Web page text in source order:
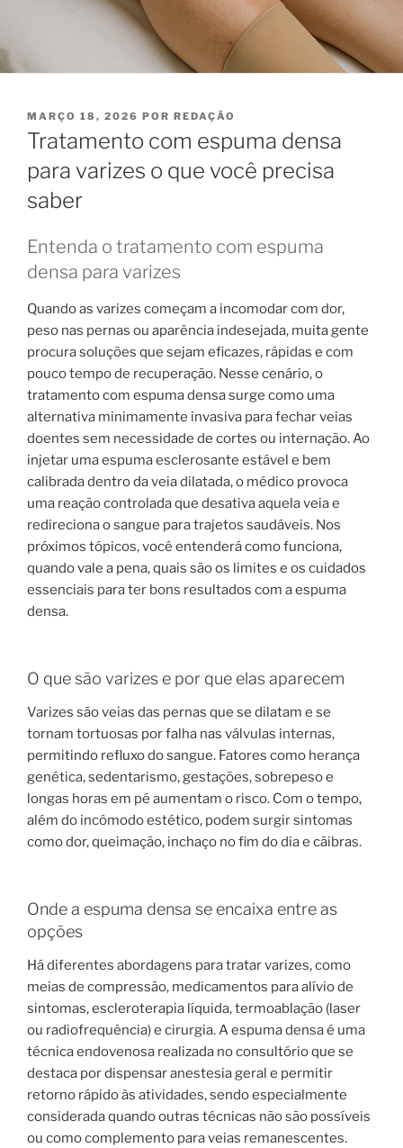
PUBLICADO
EM
MARÇO 18, 2026 POR REDAÇÃO
Tratamento com espuma densa
para varizes o que você precisa
saber
Entenda o tratamento com espuma
densa para varizes
Quando as varizes começam a incomodar com dor,
peso nas pernas ou aparência indesejada, muita gente
procura soluções que sejam eficazes, rápidas e com
pouco tempo de recuperação. Nesse cenário, o
tratamento com espuma densa surge como uma
alternativa minimamente invasiva para fechar veias
doentes sem necessidade de cortes ou internação. Ao
injetar uma espuma esclerosante estável e bem
calibrada dentro da veia dilatada, o médico provoca
uma reação controlada que desativa aquela veia e
redireciona o sangue para trajetos saudáveis. Nos
próximos tópicos, você entenderá como funciona,
quando vale a pena, quais são os limites e os cuidados
essenciais para ter bons resultados com a espuma
densa.
O que são varizes e por que elas aparecem
Varizes são veias das pernas que se dilatam e se
tornam tortuosas por falha nas válvulas internas,
permitindo refluxo do sangue. Fatores como herança
genética, sedentarismo, gestações, sobrepeso e
longas horas em pé aumentam o risco. Com o tempo,
além do incômodo estético, podem surgir sintomas
como dor, queimação, inchaço no fim do dia e cãibras.
Onde a espuma densa se encaixa entre as
opções
Há diferentes abordagens para tratar varizes, como
meias de compressão, medicamentos para alívio de
sintomas, escleroterapia líquida, termoablação (laser
ou radiofrequência) e cirurgia. A espuma densa é uma
técnica endovenosa realizada no consultório que se
destaca por dispensar anestesia geral e permitir
retorno rápido às atividades, sendo especialmente
considerada quando outras técnicas não são possíveis
ou como complemento para veias remanescentes.